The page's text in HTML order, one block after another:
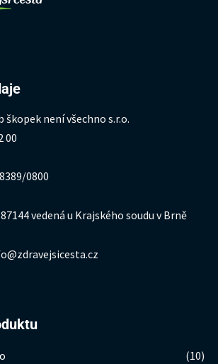
škopek není všechno s.r.o.
00
0800
vedená u Krajského soudu v Brně
(10)